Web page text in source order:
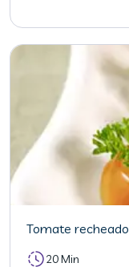
Tomate recheado
20 Min